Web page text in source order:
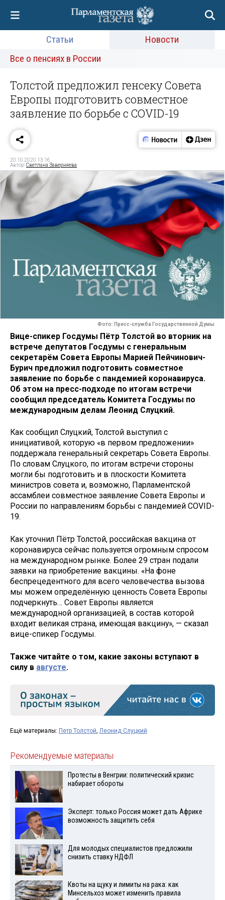
Статьи
Новости
Все о пенсиях в России
Толстой предложил генсеку Совета
Европы подготовить совместное
заявление по борьбе с COVID-19
20.10.2020 13:16
Автор:Светлана Заверняева
Фото: Пресс-служба Государственной Думы
Вице-спикер Госдумы Пётр Толстой во вторник на
встрече депутатов Госдумы с генеральным
секретарём Совета Европы Марией Пейчинович-
Бурич предложил подготовить совместное
заявление по борьбе с пандемией коронавируса.
Об этом на пресс-подходе по итогам встречи
сообщил председатель Комитета Госдумы по
международным делам Леонид Слуцкий.
Как сообщил Слуцкий, Толстой выступил с
инициативой, которую «в первом предложении»
поддержала генеральный секретарь Совета Европы.
По словам Слуцкого, по итогам встречи стороны
могли бы подготовить и в плоскости Комитета
министров совета и, возможно, Парламентской
ассамблеи совместное заявление Совета Европы и
России по направлениям борьбы с пандемией COVID-
19.
Как уточнил Пётр Толстой, российская вакцина от
коронавируса сейчас пользуется огромным спросом
на международном рынке. Более 29 стран подали
заявки на приобретение вакцины. «На фоне
беспрецедентного для всего человечества вызова
мы можем определённую ценность Совета Европы
подчеркнуть… Совет Европы является
международной организацией, в состав которой
входит великая страна, имеющая вакцину», — сказал
вице-спикер Госдумы.
Также читайте о том, какие законы вступают в
силу в августе.
Ещё материалы: Петр Толстой, Леонид Слуцкий
Рекомендуемые материалы
Протесты в Венгрии: политический кризис
набирает обороты
Эксперт: только Россия может дать Африке
возможность защитить себя
Для молодых специалистов предложили
снизить ставку НДФЛ
Квоты на щуку и лимиты на рака: как
Минсельхоз может изменить правила